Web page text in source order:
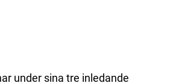
under sina tre inledande